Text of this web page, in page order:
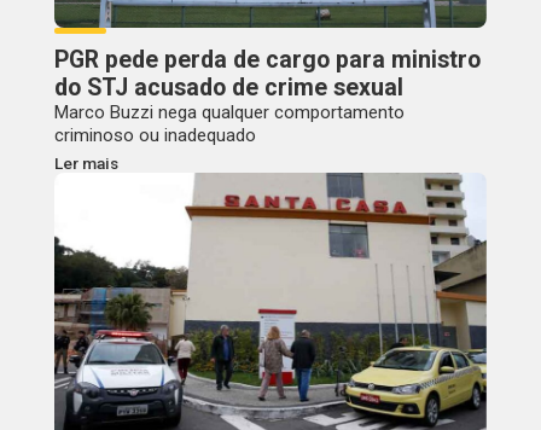
PGR pede perda de cargo para ministro
do STJ acusado de crime sexual
Marco Buzzi nega qualquer comportamento
criminoso ou inadequado
Ler mais